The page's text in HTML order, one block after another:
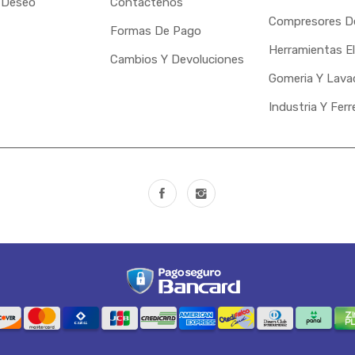
Formas De Pago
Cambios Y Devoluciones
Compresores
Herramientas
Gomeria Y
Industria Y